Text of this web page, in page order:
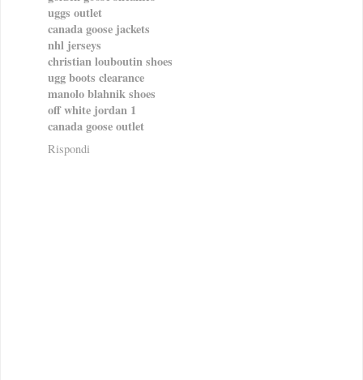
uggs outlet
canada goose jackets
nhl jerseys
christian louboutin shoes
ugg boots clearance
manolo blahnik shoes
off white jordan 1
canada goose outlet
Rispondi